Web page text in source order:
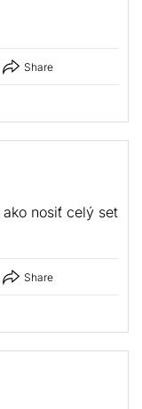
Share
nosiť celý set
Share